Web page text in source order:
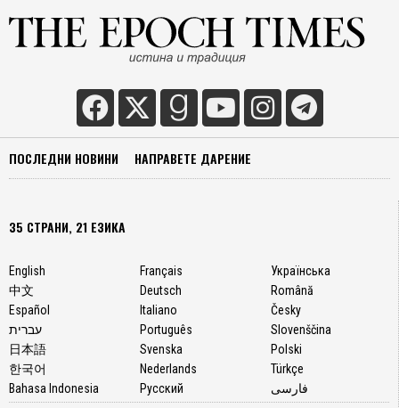
ПОСЛЕДНИ НОВИНИ НАПРАВЕТЕ ДАРЕНИЕ
35 СТРАНИ, 21 ЕЗИКА
English
中文
Español
עברית
日本語
한국어
Bahasa Indonesia
Français
Deutsch
Italiano
Português
Svenska
Nederlands
Русский
Українська
Română
Česky
Slovenščina
Polski
Türkçe
فارسی